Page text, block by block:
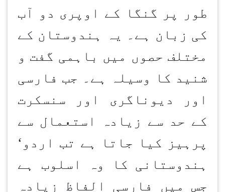
طور پر گنگا کے اوپری دو آب
کی زبان ہے۔ یہ ہندوستان کے
مختلف حصوں میں باہمی گفت و
شنید کا وسیلہ ہے۔ جب فارسی
اور دیوناگری اور سنسکرت
کے حد سے زیادہ استعمال سے
پرہیز کیا جاتا ہے تب اردو ‘
ہندوستانی کا وہ اسلوب ہے
جس میں فارسی الفاظ زیادہ